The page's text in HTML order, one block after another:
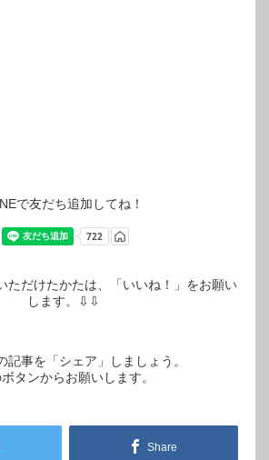
で友だち追加してね！
ただけたかたは、「いいね！」をお願い
します。⇩⇩
記事を「シェア」しましょう。
タンからお願いします。
Share